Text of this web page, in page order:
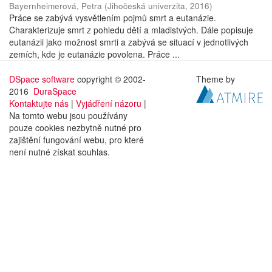
Bayernheimerová, Petra (Jihočeská univerzita, 2016)
Práce se zabývá vysvětlením pojmů smrt a eutanázie.
Charakterizuje smrt z pohledu dětí a mladistvých. Dále popisuje
eutanázii jako možnost smrti a zabývá se situací v jednotlivých
zemích, kde je eutanázie povolena. Práce ...
DSpace software copyright © 2002-
2016 DuraSpace
Kontaktujte nás | Vyjádření názoru |
Na tomto webu jsou používány
pouze cookies nezbytně nutné pro
zajištění fungování webu, pro které
není nutné získat souhlas.
Theme by